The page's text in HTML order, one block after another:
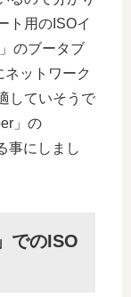
ト用のISOイ
のブータブ
ットワーク
していそうで
」の
事にしまし
でのISO